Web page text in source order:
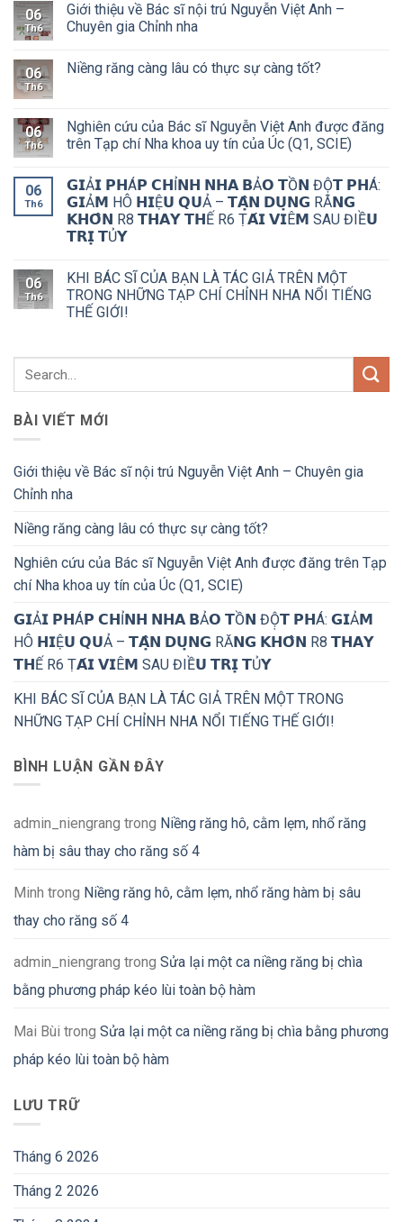
06
Th6
Giới thiệu về Bác sĩ nội trú Nguyễn Việt Anh –
Chuyên gia Chỉnh nha
06
Th6
Niềng răng càng lâu có thực sự càng tốt?
06
Th6
Nghiên cứu của Bác sĩ Nguyễn Việt Anh được đăng
trên Tạp chí Nha khoa uy tín của Úc (Q1, SCIE)
06
Th6
𝗚𝗜Ả𝗜 𝗣𝗛Á𝗣 𝗖𝗛Ỉ𝗡𝗛 𝗡𝗛𝗔 𝗕Ả𝗢 𝗧Ồ𝗡 ĐỘ̣𝗧 𝗣𝗛Á:
𝗚𝗜Ả𝗠 HÔ 𝗛𝗜Ệ𝗨 𝗤𝗨Ả – 𝗧𝗔̣̂𝗡 𝗗𝗨̣𝗡𝗚 RĂ𝗡𝗚
𝗞𝗛𝗢̂𝗡 R8 𝗧𝗛𝗔𝗬 𝗧𝗛Ế R6 Ṭ𝗔́𝗜 𝗩𝗜Ê𝗠 SAU ĐIỀ𝗨
𝗧𝗥𝗜̣ 𝗧Ủ𝗬
06
Th6
KHI BÁC SĨ CỦA BẠN LÀ TÁC GIẢ TRÊN MỘT
TRONG NHỮNG TẠP CHÍ CHỈNH NHA NỔI TIẾNG
THẾ GIỚI!
BÀI VIẾT MỚI
Giới thiệu về Bác sĩ nội trú Nguyễn Việt Anh – Chuyên gia
Chỉnh nha
Niềng răng càng lâu có thực sự càng tốt?
Nghiên cứu của Bác sĩ Nguyễn Việt Anh được đăng trên Tạp
chí Nha khoa uy tín của Úc (Q1, SCIE)
𝗚𝗜Ả𝗜 𝗣𝗛Á𝗣 𝗖𝗛Ỉ𝗡𝗛 𝗡𝗛𝗔 𝗕Ả𝗢 𝗧Ồ𝗡 ĐỘ̣𝗧 𝗣𝗛Á: 𝗚𝗜Ả𝗠
HÔ 𝗛𝗜Ệ𝗨 𝗤𝗨Ả – 𝗧𝗔̣̂𝗡 𝗗𝗨̣𝗡𝗚 RĂ𝗡𝗚 𝗞𝗛𝗢̂𝗡 R8 𝗧𝗛𝗔𝗬
𝗧𝗛Ế R6 Ṭ𝗔́𝗜 𝗩𝗜Ê𝗠 SAU ĐIỀ𝗨 𝗧𝗥𝗜̣ 𝗧Ủ𝗬
KHI BÁC SĨ CỦA BẠN LÀ TÁC GIẢ TRÊN MỘT TRONG
NHỮNG TẠP CHÍ CHỈNH NHA NỔI TIẾNG THẾ GIỚI!
BÌNH LUẬN GẦN ĐÂY
admin_niengrang trong Niềng răng hô, cằm lẹm, nhổ răng
hàm bị sâu thay cho răng số 4
Minh trong Niềng răng hô, cằm lẹm, nhổ răng hàm bị sâu
thay cho răng số 4
admin_niengrang trong Sửa lại một ca niềng răng bị chìa
bằng phương pháp kéo lùi toàn bộ hàm
Mai Bùi trong Sửa lại một ca niềng răng bị chìa bằng phương
pháp kéo lùi toàn bộ hàm
LƯU TRỮ
Tháng 6 2026
Tháng 2 2026